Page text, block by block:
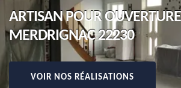
ARTISAN POUR
MERDRIGNAC 22230
VOIR NOS RÉALISATIONS